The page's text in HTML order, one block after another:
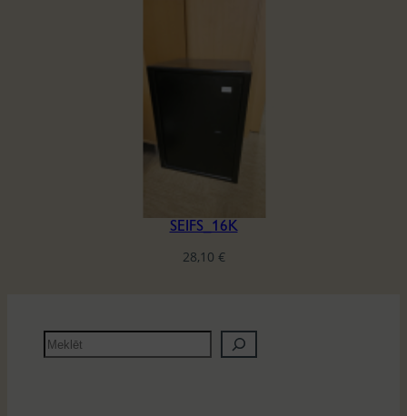
SEIFS_16K
28,10 €
M
e